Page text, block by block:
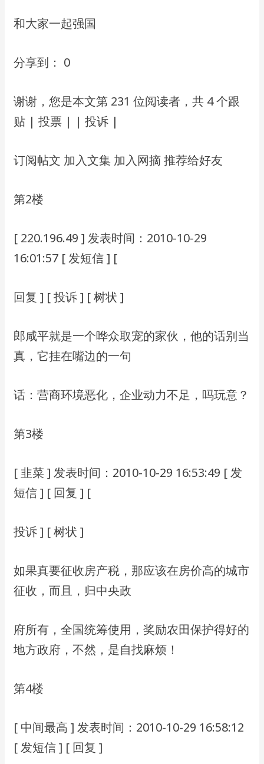
和⼤家⼀起强国
分享到： 0
谢谢，您是本⽂第 231 位阅读者，共 4 个跟
贴 | 投票 | | 投诉 |
订阅帖⽂ 加⼊⽂集 加⼊⽹摘 推荐给好友
第2楼
[ 220.196.49 ] 发表时间：2010-10-29
16:01:57 [ 发短信 ] [
回复 ] [ 投诉 ] [ 树状 ]
郎咸平就是⼀个哗众取宠的家伙，他的话别当
真，它挂在嘴边的⼀句
话：营商环境恶化，企业动⼒不⾜，吗玩意？
第3楼
[ ⾲菜 ] 发表时间：2010-10-29 16:53:49 [ 发
短信 ] [ 回复 ] [
投诉 ] [ 树状 ]
如果真要征收房产税，那应该在房价⾼的城市
征收，⽽且，归中央政
府所有，全国统筹使⽤，奖励农⽥保护得好的
地⽅政府，不然，是⾃找麻烦！
第4楼
[ 中间最⾼ ] 发表时间：2010-10-29 16:58:12
[ 发短信 ] [ 回复 ]